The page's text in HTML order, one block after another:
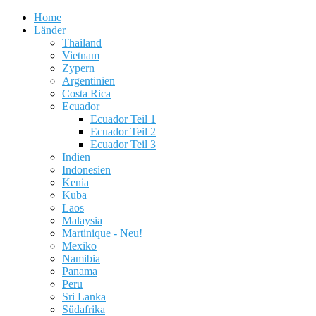
Home
Länder
Thailand
Vietnam
Zypern
Argentinien
Costa Rica
Ecuador
Ecuador Teil 1
Ecuador Teil 2
Ecuador Teil 3
Indien
Indonesien
Kenia
Kuba
Laos
Malaysia
Martinique - Neu!
Mexiko
Namibia
Panama
Peru
Sri Lanka
Südafrika